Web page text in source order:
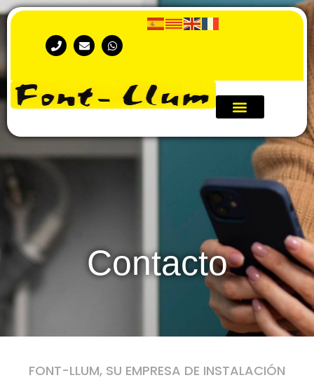
Contacto
FONT-LLUM, SU EMPRESA DE INSTALACIÓN